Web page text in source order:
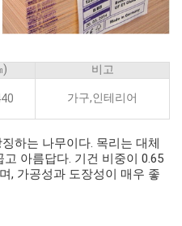
)
비고
가구,인테리어
하는 나무이다. 목리는 대체
아름답다. 기건 비중이 0.65
, 가공성과 도장성이 매우 좋